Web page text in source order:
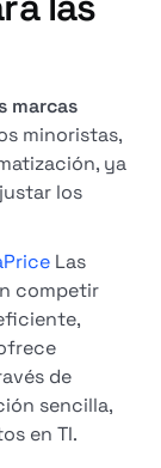
marcas
minoristas,
ya
los
Las
competir
de
sencilla,
en TI.